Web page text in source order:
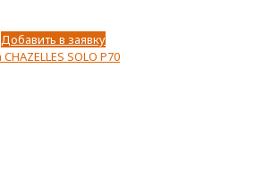
Добавить в заявку